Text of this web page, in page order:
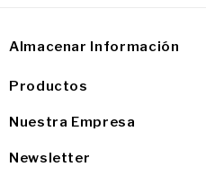
Almacenar Información
Productos
Nuestra Empresa
Newsletter